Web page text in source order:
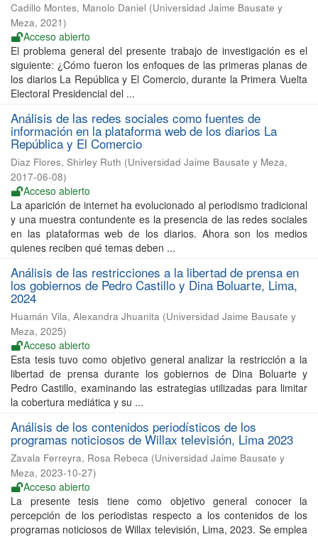
Cadillo Montes, Manolo Daniel (Universidad Jaime Bausate y
Meza, 2021)
Acceso abierto
El problema general del presente trabajo de investigación es el
siguiente: ¿Cómo fueron los enfoques de las primeras planas de
los diarios La República y El Comercio, durante la Primera Vuelta
Electoral Presidencial del ...
Análisis de las redes sociales como fuentes de
información en la plataforma web de los diarios La
República y El Comercio
Diaz Flores, Shirley Ruth (Universidad Jaime Bausate y Meza,
2017-06-08)
Acceso abierto
La aparición de internet ha evolucionado al periodismo tradicional
y una muestra contundente es la presencia de las redes sociales
en las plataformas web de los diarios. Ahora son los medios
quienes reciben qué temas deben ...
Análisis de las restricciones a la libertad de prensa en
los gobiernos de Pedro Castillo y Dina Boluarte, Lima,
2024
Huamán Vila, Alexandra Jhuanita (Universidad Jaime Bausate y
Meza, 2025)
Acceso abierto
Esta tesis tuvo como objetivo general analizar la restricción a la
libertad de prensa durante los gobiernos de Dina Boluarte y
Pedro Castillo, examinando las estrategias utilizadas para limitar
la cobertura mediática y su ...
Análisis de los contenidos periodísticos de los
programas noticiosos de Willax televisión, Lima 2023
Zavala Ferreyra, Rosa Rebeca (Universidad Jaime Bausate y
Meza, 2023-10-27)
Acceso abierto
La presente tesis tiene como objetivo general conocer la
percepción de los periodistas respecto a los contenidos de los
programas noticiosos de Willax televisión, Lima, 2023. Se emplea